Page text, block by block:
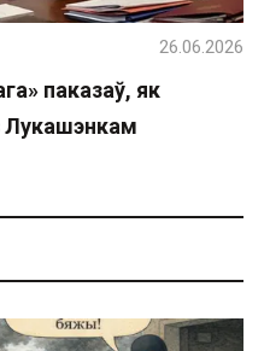
паказаў, як
Лукашэнкам
26.06.2026